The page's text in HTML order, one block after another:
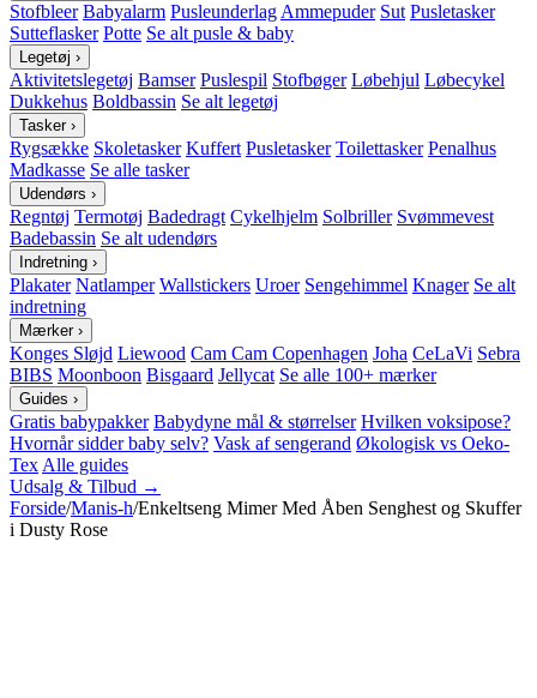
Stofbleer Babyalarm Pusleunderlag Ammepuder Sut Pusletasker
Sutteflasker Potte Se alt pusle & baby
Legetøj ›
Aktivitetslegetøj Bamser Puslespil Stofbøger Løbehjul Løbecykel
Dukkehus Boldbassin Se alt legetøj
Tasker ›
Rygsække Skoletasker Kuffert Pusletasker Toilettasker Penalhus
Madkasse Se alle tasker
Udendørs ›
Regntøj Termotøj Badedragt Cykelhjelm Solbriller Svømmevest
Badebassin Se alt udendørs
Indretning ›
Plakater Natlamper Wallstickers Uroer Sengehimmel Knager Se alt
indretning
Mærker ›
Konges Sløjd Liewood Cam Cam Copenhagen Joha CeLaVi Sebra
BIBS Moonboon Bisgaard Jellycat Se alle 100+ mærker
Guides ›
Gratis babypakker Babydyne mål & størrelser Hvilken voksipose?
Hvornår sidder baby selv? Vask af sengerand Økologisk vs Oeko-
Tex Alle guides
Udsalg & Tilbud →
Forside/Manis-h/Enkeltseng Mimer Med Åben Senghest og Skuffer
i Dusty Rose